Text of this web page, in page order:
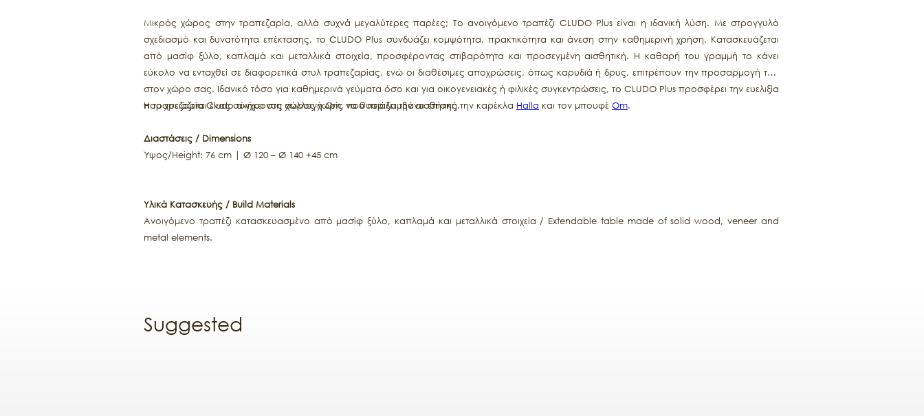
Μικρός χώρος στην τραπεζαρία, αλλά συχνά μεγαλύτερες παρέες; Το ανοιγόμενο τραπέζι CLUDO Plus είναι η ιδανική λύση. Με στρογγυλό
σχεδιασμό και δυνατότητα επέκτασης, το CLUDO Plus συνδυάζει κομψότητα, πρακτικότητα και άνεση στην καθημερινή χρήση. Κατασκευάζεται
από μασίφ ξύλο, καπλαμά και μεταλλικά στοιχεία, προσφέροντας στιβαρότητα και προσεγμένη αισθητική. Η καθαρή του γραμμή το κάνει
εύκολο να ενταχθεί σε διαφορετικά στυλ τραπεζαρίας, ενώ οι διαθέσιμες αποχρώσεις, όπως καρυδιά ή δρυς, επιτρέπουν την προσαρμογή του
στον χώρο σας. Ιδανικό τόσο για καθημερινά γεύματα όσο και για οικογενειακές ή φιλικές συγκεντρώσεις, το CLUDO Plus προσφέρει την ευελιξία
που χρειάζεται ένας σύγχρονος χώρος χωρίς να θυσιάζει την αισθητική.
Η τραπεζαρία Cludo ανήκει στη συλλογή Om, που περιλαμβάνει επίσης την καρέκλα Halla και τον μπουφέ Om.
Διαστάσεις / Dimensions
Ύψος/Height: 76 cm | Ø 120 – Ø 140 +45 cm
Υλικά Κατασκευής / Build Materials
Ανοιγόμενο τραπέζι κατασκευασμένο από μασίφ ξύλο, καπλαμά και μεταλλικά στοιχεία / Extendable table made of solid wood, veneer and
metal elements.
Suggested